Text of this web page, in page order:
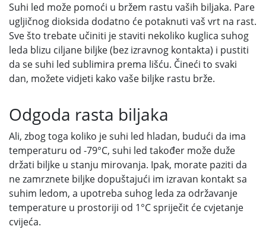
Suhi led može pomoći u bržem rastu vaših biljaka. Pare
ugljičnog dioksida dodatno će potaknuti vaš vrt na rast.
Sve što trebate učiniti je staviti nekoliko kuglica suhog
leda blizu ciljane biljke (bez izravnog kontakta) i pustiti
da se suhi led sublimira prema lišću. Čineći to svaki
dan, možete vidjeti kako vaše biljke rastu brže.
Odgoda rasta biljaka
Ali, zbog toga koliko je suhi led hladan, budući da ima
temperaturu od -79°C, suhi led također može duže
držati biljke u stanju mirovanja. Ipak, morate paziti da
ne zamrznete biljke dopuštajući im izravan kontakt sa
suhim ledom, a upotreba suhog leda za održavanje
temperature u prostoriji od 1°C spriječit će cvjetanje
cvijeća.